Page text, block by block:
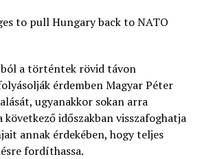
to pull Hungary back to NATO
a történtek rövid távon
érdemben Magyar Péter
ugyanakkor sokan arra
következő időszakban visszafoghatja
annak érdekében, hogy teljes
fordíthassa.